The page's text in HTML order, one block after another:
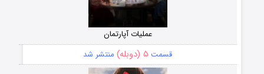
عملیات آپارتمان
قسمت ۵ (دوبله) منتشر شد